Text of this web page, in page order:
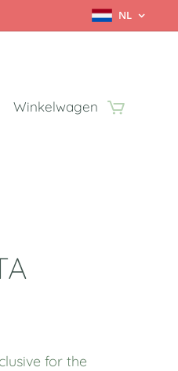
NL
Winkelwagen
for the